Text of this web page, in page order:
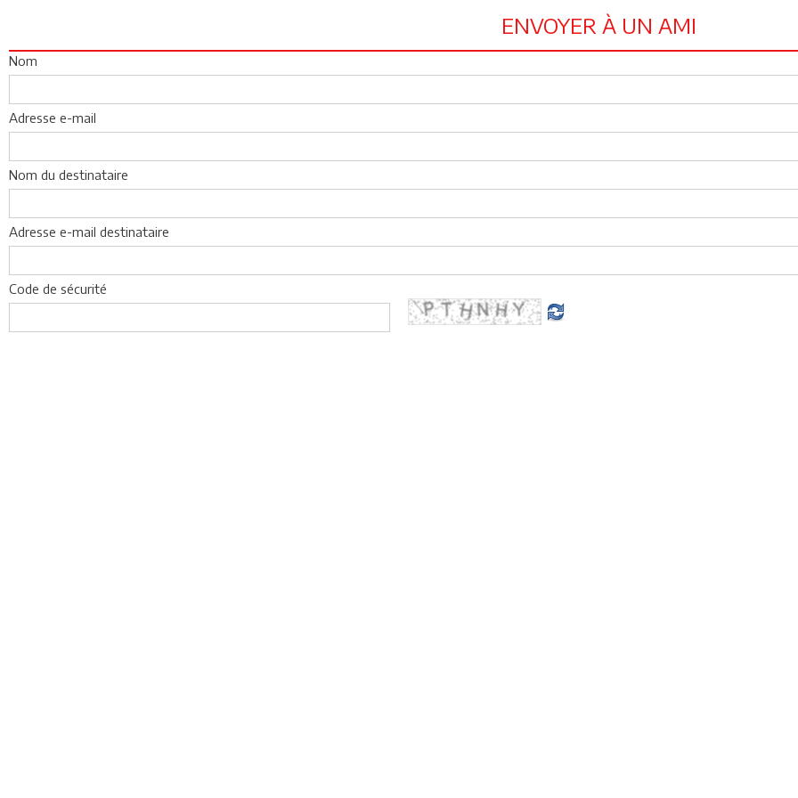
ENVOYER À UN AMI
Nom
Adresse e-mail
Nom du destinataire
Adresse e-mail destinataire
Code de sécurité